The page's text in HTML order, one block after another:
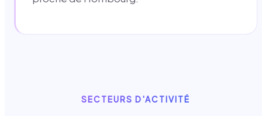
SECTEURS D'ACTIVITÉ